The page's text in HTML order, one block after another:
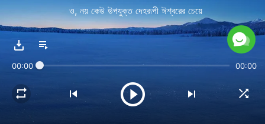
ও, নয় কেউ উপযুক্ত দেহরূপী ঈশ্বরের চেয়ে
করতে বিচারের কাজ মানুষের কলুষতার।
করেন বিচার মানুষের কলুষ।
00:00 00:00